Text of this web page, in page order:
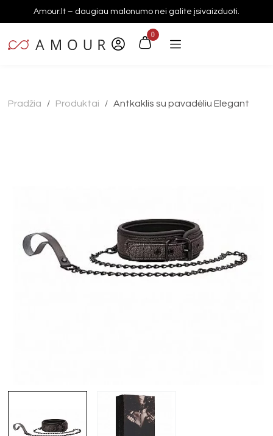
Amour.lt – daugiau malonumo nei galite įsivaizduoti.
0
Pradžia / Produktai / Antkaklis su pavadėliu Elegant